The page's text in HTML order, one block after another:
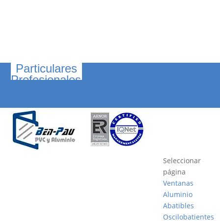
Particulares
Profesionales
Seleccionar
página
Ventanas
Aluminio
Abatibles
Oscilobatientes